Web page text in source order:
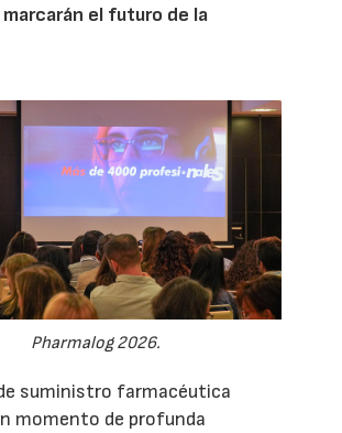
el futuro de la
Pharmalog 2026.
suministro farmacéutica
momento de profunda